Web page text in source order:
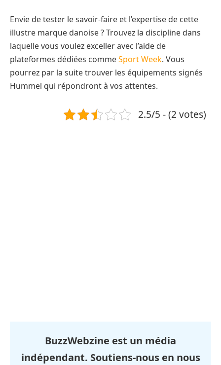
Envie de tester le savoir-faire et l’expertise de cette
illustre marque danoise ? Trouvez la discipline dans
laquelle vous voulez exceller avec l’aide de
plateformes dédiées commeSport Week. Vous
pourrez par la suite trouver les équipements signés
Hummel qui répondront à vos attentes.
2.5/5 - (2 votes)
BuzzWebzine est un média
indépendant. Soutiens-nous en nous